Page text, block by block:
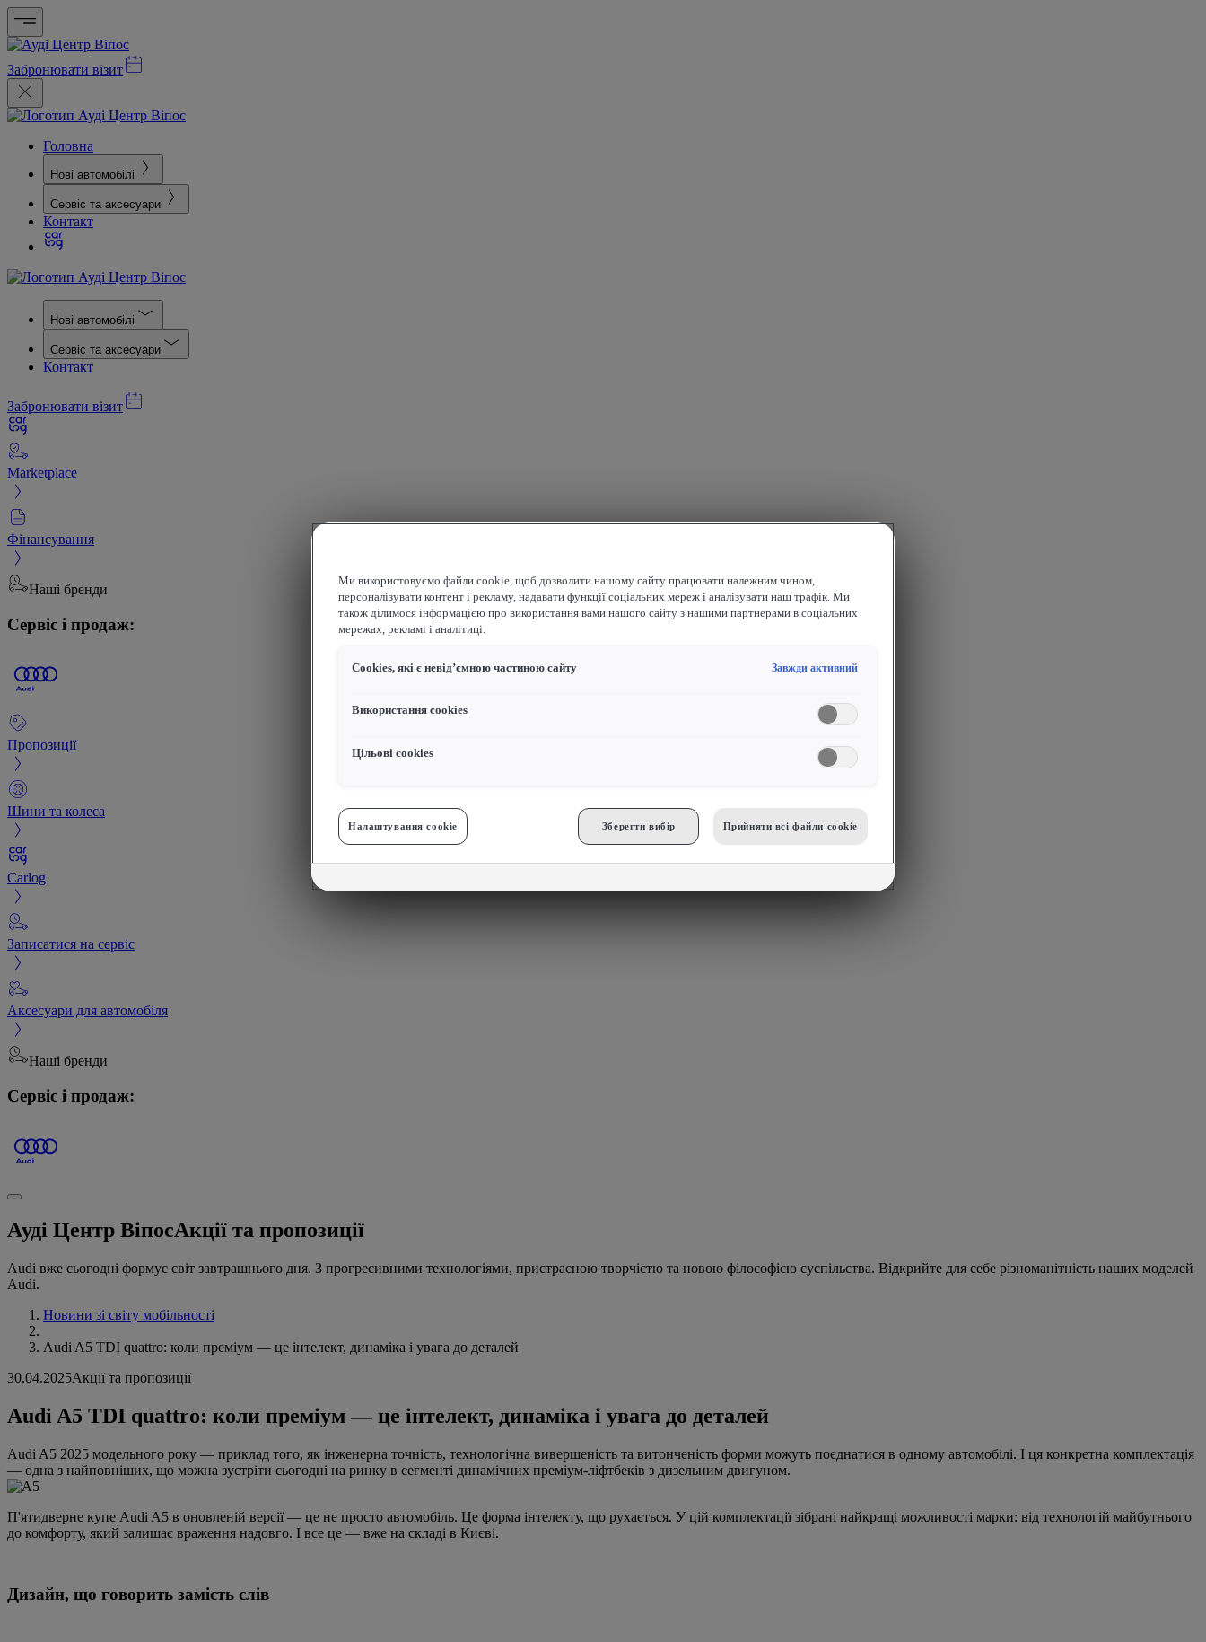
Забронювати візит
Головна
Нові автомобілі
Сервіс та аксесуари
Контакт
Нові автомобілі
Сервіс та аксесуари
Контакт
Забронювати візит
Marketplace
Фінансування
Наші бренди
Сервіс і продаж:
Пропозиції
Шини та колеса
Carlog
Записатися на сервіс
Аксесуари для автомобіля
Наші бренди
Сервіс і продаж:
Ауді Центр ВіпосАкції та пропозиції
Audi вже сьогодні формує світ завтрашнього дня. З прогресивними технологіями, пристрасною творчістю та новою філософією суспільства. Відкрийте для себе різноманітність наших моделей
Audi.
Новини зі світу мобільності
Audi A5 TDI quattro: коли преміум — це інтелект, динаміка і увага до деталей
30.04.2025Акції та пропозиції
Audi A5 TDI quattro: коли преміум — це інтелект, динаміка і увага до деталей
Audi A5 2025 модельного року — приклад того, як інженерна точність, технологічна вивершеність та витонченість форми можуть поєднатися в одному автомобілі. І ця конкретна комплектація
— одна з найповніших, що можна зустріти сьогодні на ринку в сегменті динамічних преміум-ліфтбеків з дизельним двигуном.
П'ятидверне купе Audi A5 в оновленій версії — це не просто автомобіль. Це форма інтелекту, що рухається. У цій комплектації зібрані найкращі можливості марки: від технологій майбутнього
до комфорту, який залишає враження надовго. І все це — вже на складі в Києві.
Дизайн, що говорить замість слів
Ми використовуємо файли cookie, щоб дозволити нашому сайту працювати належним чином,
персоналізувати контент і рекламу, надавати функції соціальних мереж і аналізувати наш трафік. Ми
також ділимося інформацією про використання вами нашого сайту з нашими партнерами в соціальних
мережах, рекламі і аналітиці.
Сookies, які є невід’ємною частиною сайту Завжди активний
Використання cookies
Цільові сookies
Налаштування cookie Зберегти вибір Прийняти всі файли сookie